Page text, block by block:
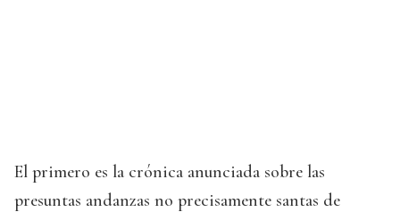
El primero es la crónica anunciada sobre las
presuntas andanzas no precisamente santas de